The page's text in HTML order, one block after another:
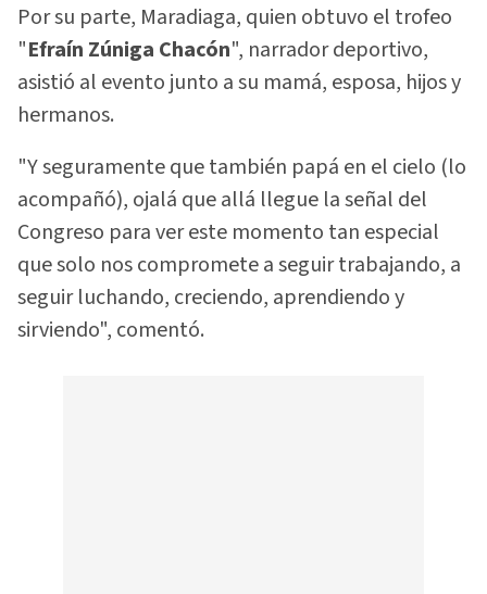
Por su parte, Maradiaga, quien obtuvo el trofeo
"Efraín Zúniga Chacón", narrador deportivo,
asistió al evento junto a su mamá, esposa, hijos y
hermanos.
"Y seguramente que también papá en el cielo (lo
acompañó), ojalá que allá llegue la señal del
Congreso para ver este momento tan especial
que solo nos compromete a seguir trabajando, a
seguir luchando, creciendo, aprendiendo y
sirviendo", comentó.